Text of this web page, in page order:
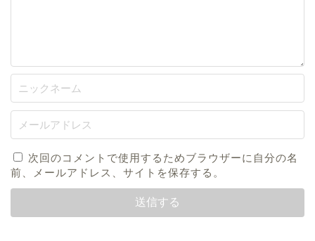
次回のコメントで使用するためブラウザーに自分の名
前、メールアドレス、サイトを保存する。